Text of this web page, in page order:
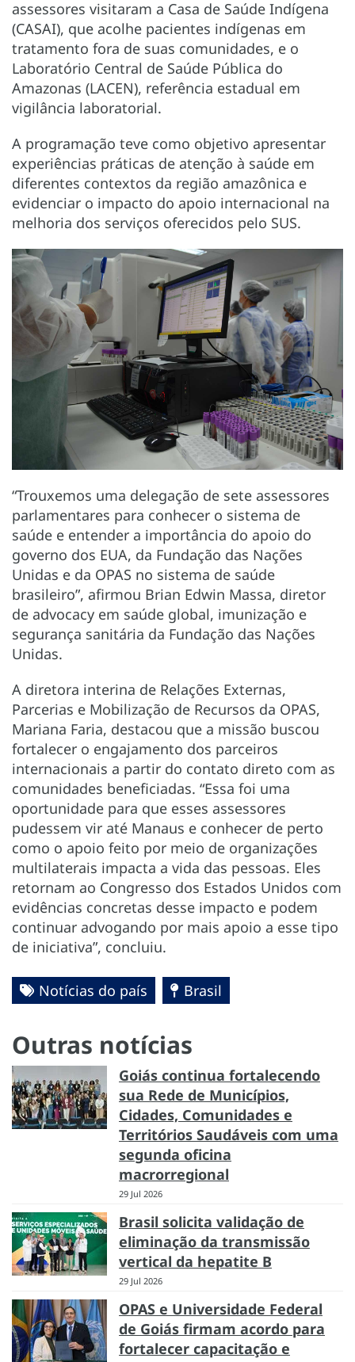
assessores visitaram a Casa de Saúde Indígena
(CASAI), que acolhe pacientes indígenas em
tratamento fora de suas comunidades, e o
Laboratório Central de Saúde Pública do
Amazonas (LACEN), referência estadual em
vigilância laboratorial.
A programação teve como objetivo apresentar
experiências práticas de atenção à saúde em
diferentes contextos da região amazônica e
evidenciar o impacto do apoio internacional na
melhoria dos serviços oferecidos pelo SUS.
“Trouxemos uma delegação de sete assessores
parlamentares para conhecer o sistema de
saúde e entender a importância do apoio do
governo dos EUA, da Fundação das Nações
Unidas e da OPAS no sistema de saúde
brasileiro”, afirmou Brian Edwin Massa, diretor
de advocacy em saúde global, imunização e
segurança sanitária da Fundação das Nações
Unidas.
A diretora interina de Relações Externas,
Parcerias e Mobilização de Recursos da OPAS,
Mariana Faria, destacou que a missão buscou
fortalecer o engajamento dos parceiros
internacionais a partir do contato direto com as
comunidades beneficiadas. “Essa foi uma
oportunidade para que esses assessores
pudessem vir até Manaus e conhecer de perto
como o apoio feito por meio de organizações
multilaterais impacta a vida das pessoas. Eles
retornam ao Congresso dos Estados Unidos com
evidências concretas desse impacto e podem
continuar advogando por mais apoio a esse tipo
de iniciativa”, concluiu.
Notícias do país Brasil
Outras notícias
Goiás continua fortalecendo
sua Rede de Municípios,
Cidades, Comunidades e
Territórios Saudáveis com uma
segunda oficina
macrorregional
29 Jul 2026
Brasil solicita validação de
eliminação da transmissão
vertical da hepatite B
29 Jul 2026
OPAS e Universidade Federal
de Goiás firmam acordo para
fortalecer capacitação e